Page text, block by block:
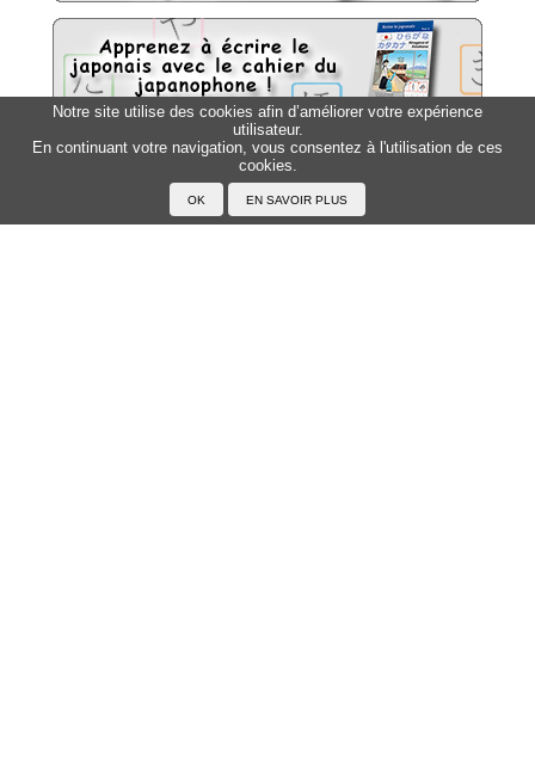
Notre site utilise des cookies afin d’améliorer votre expérience
utilisateur.
En continuant votre navigation, vous consentez à l'utilisation de ces
cookies.